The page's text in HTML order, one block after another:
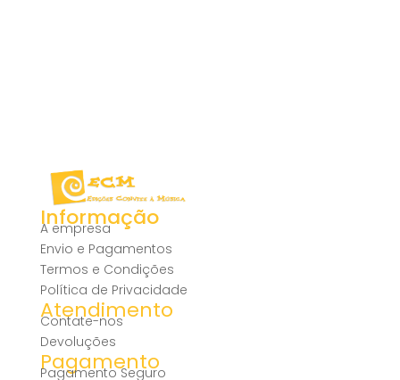
Informação
A empresa
Envio e Pagamentos
Termos e Condições
Política de Privacidade
Atendimento
Contate-nos
Devoluções
Pagamento
Pagamento Seguro